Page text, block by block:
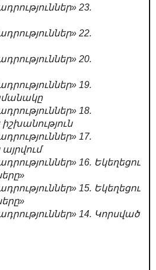
23.
22.
20.
19.
18.
իշխանություն
17.
16. Եկեղեցու
15. Եկեղեցու
14. Կորսված